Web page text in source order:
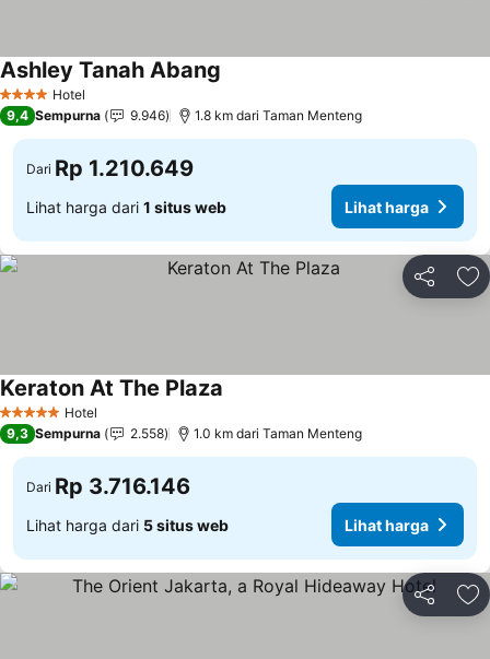
4 BintangHotel
Ashley Tanah Abang
9,4 Sempurna 9.946 1.8 km dari Taman Menteng
Dari Rp 1.210.649
Lihat harga dari 1 situs web Lihat harga
Bagikan
5 Bintang Hotel
Keraton At The Plaza
9,3 Sempurna 2.558 1.0 km dari Taman Menteng
Dari Rp 3.716.146
Lihat harga dari 5 situs web Lihat harga
Bagikan